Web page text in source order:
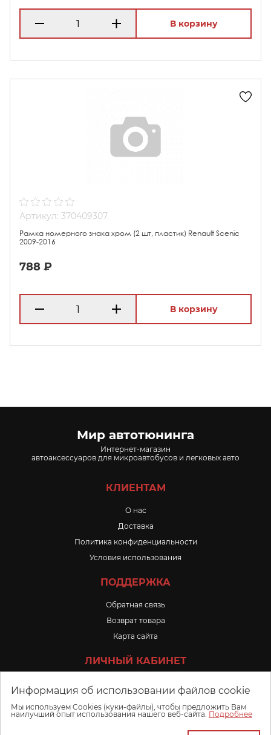
В корзину
Артикул: 370409307
Рамка номерного знака хром (2 шт, пластик) Renault Scenic
2009-2016
788 ₽
В корзину
Мир автотюнинга
Интернет-магазин
автоаксессуаров для микроавтобусов и легковых авто
КЛИЕНТАМ
O нас
Доставка
Политика конфиденциальности
Условия использования
ПОДДЕРЖКА
Обратная связь
Возврат товара
Карта сайта
ЛИЧНЫЙ КАБИНЕТ
Избранное
Информация об использовании файлов cookie
Мы используем Cookies (куки-файлы), чтобы предложить Вам
наилучший опыт использования нашего веб-сайта. Подробнее